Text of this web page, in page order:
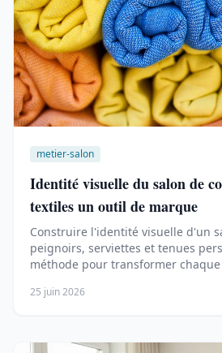
metier-salon
Identité visuelle du salon de
textiles un outil de marque
Construire l'identité visuelle d'un
peignoirs, serviettes et tenues
méthode pour transformer
25 juin 2026